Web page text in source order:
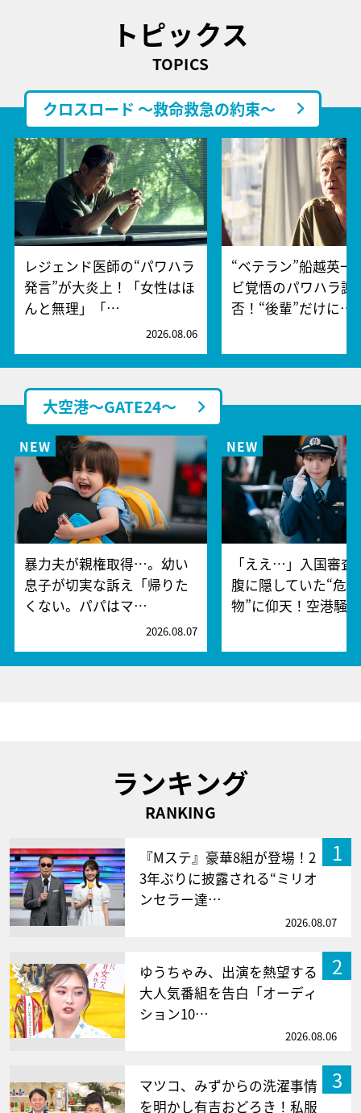
トピックス
TOPICS
クロスロード ～救命救急の約束～
レジェンド医師の“パワハラ
発言”が大炎上！「女性はほ
んと無理」「…
2026.08.06
“ベテラン”船越英一
ビ覚悟のパワハラ謝
否！“後輩”だけに…
大空港～GATE24～
暴力夫が親権取得…。幼い
息子が切実な訴え「帰りた
くない。パパはマ…
2026.08.07
「ええ…」入国審査
腹に隠していた“危
物”に仰天！空港騒
ランキング
RANKING
1
『Mステ』豪華8組が登場！2
3年ぶりに披露される“ミリオ
ンセラー達…
2026.08.07
2
ゆうちゃみ、出演を熱望する
大人気番組を告白「オーディ
ション10…
2026.08.06
3
マツコ、みずからの洗濯事情
を明かし有吉おどろき！私服